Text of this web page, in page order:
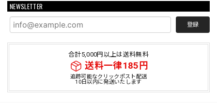
NEWSLETTER
登録
合計5,000円以上は送料無料
送料一律185円
追跡可能なクリックポスト配送
10日以内に発送いたします